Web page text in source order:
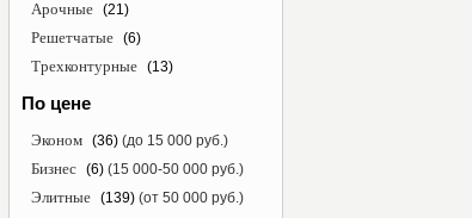
Арочные (21)
Решетчатые (6)
Трехконтурные (13)
По цене
Эконом (36) (до 15 000 руб.)
Бизнес (6) (15 000-50 000 руб.)
Элитные (139) (от 50 000 руб.)